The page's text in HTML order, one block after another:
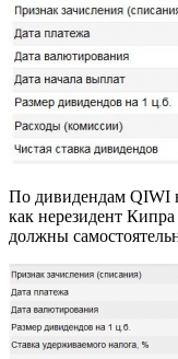
По дивидендам QIWI
как нерезидент
должны